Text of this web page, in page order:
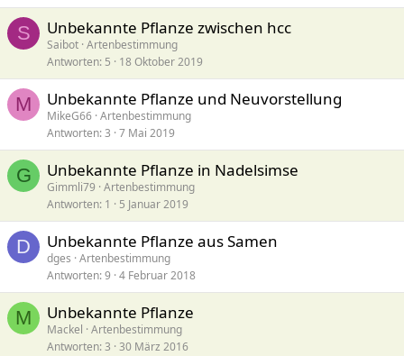
S Unbekannte Pflanze zwischen hcc
Saibot Artenbestimmung
Antworten 5 18 Oktober 2019
M Unbekannte Pflanze und Neuvorstellung
MikeG66 Artenbestimmung
Antworten 3 7 Mai 2019
G Unbekannte Pflanze in Nadelsimse
Gimmli79 Artenbestimmung
Antworten 1 5 Januar 2019
D Unbekannte Pflanze aus Samen
dges Artenbestimmung
Antworten 9 4 Februar 2018
M Unbekannte Pflanze
Mackel Artenbestimmung
Antworten 3 30 März 2016